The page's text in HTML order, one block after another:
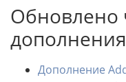
Обновлено
дополнения
Дополнение